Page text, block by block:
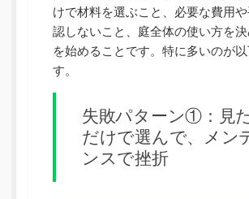
けで材料を選ぶこと、必要な費用
認しないこと、庭全体の使い方を
を始めることです。特に多いのが
す。
失敗パターン①：見
だけで選んで、メン
ンスで挫折